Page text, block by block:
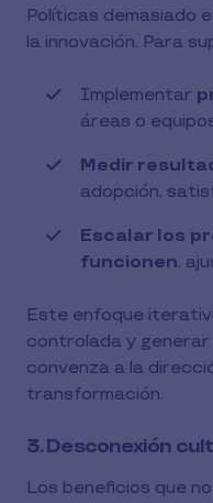
Políticas demasiado
la innovación. Para
Implementar
áreas o
Medir
adopción,
Escalar los
funcionen,
Este enfoque
controlada y generar
convenza a la
transformación.
3. Desconexión
Los beneficios que